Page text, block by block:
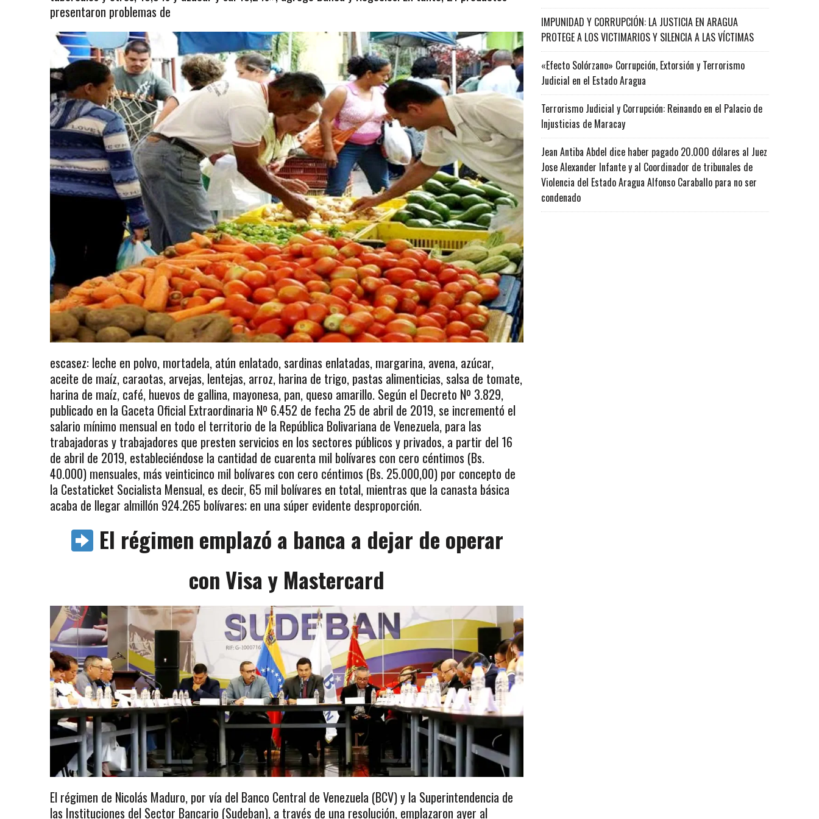
presentaron problemas de
escasez: leche en polvo, mortadela, atún enlatado, sardinas enlatadas, margarina, avena, azúcar,
aceite de maíz, caraotas, arvejas, lentejas, arroz, harina de trigo, pastas alimenticias, salsa de tomate,
harina de maíz, café, huevos de gallina, mayonesa, pan, queso amarillo. Según el Decreto Nº 3.829,
publicado en la Gaceta Oficial Extraordinaria Nº 6.452 de fecha 25 de abril de 2019, se incrementó el
salario mínimo mensual en todo el territorio de la República Bolivariana de Venezuela, para las
trabajadoras y trabajadores que presten servicios en los sectores públicos y privados, a partir del 16
de abril de 2019, estableciéndose la cantidad de cuarenta mil bolívares con cero céntimos (Bs.
40.000) mensuales, más veinticinco mil bolívares con cero céntimos (Bs. 25.000,00) por concepto de
la Cestaticket Socialista Mensual, es decir, 65 mil bolívares en total, mientras que la canasta básica
acaba de llegar almillón 924.265 bolívares; en una súper evidente desproporción.
El régimen emplazó a banca a dejar de operar
con Visa y Mastercard
El régimen de Nicolás Maduro, por vía del Banco Central de Venezuela (BCV) y la Superintendencia de
las Instituciones del Sector Bancario (Sudeban), a través de una resolución, emplazaron ayer al
IMPUNIDAD Y CORRUPCIÓN: LA JUSTICIA EN ARAGUA
PROTEGE A LOS VICTIMARIOS Y SILENCIA A LAS VÍCTIMAS
«Efecto Solórzano» Corrupción, Extorsión y Terrorismo
Judicial en el Estado Aragua
Terrorismo Judicial y Corrupción: Reinando en el Palacio de
Injusticias de Maracay
Jean Antiba Abdel dice haber pagado 20.000 dólares al Juez
Jose Alexander Infante y al Coordinador de tribunales de
Violencia del Estado Aragua Alfonso Caraballo para no ser
condenado